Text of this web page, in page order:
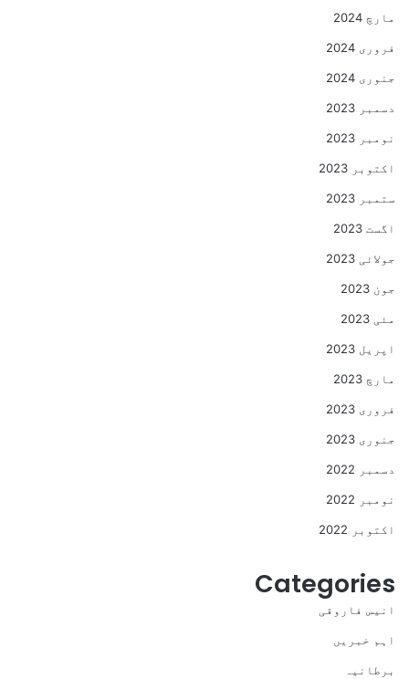
مارچ 2024
فروری 2024
جنوری 2024
دسمبر 2023
نومبر 2023
اکتوبر 2023
ستمبر 2023
اگست 2023
جولائی 2023
جون 2023
مئی 2023
اپریل 2023
مارچ 2023
فروری 2023
جنوری 2023
دسمبر 2022
نومبر 2022
اکتوبر 2022
Categories
انیس فاروقی
اہم خبریں
برطانیہ